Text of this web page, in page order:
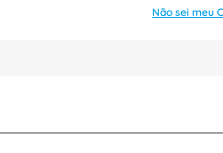
Não sei meu